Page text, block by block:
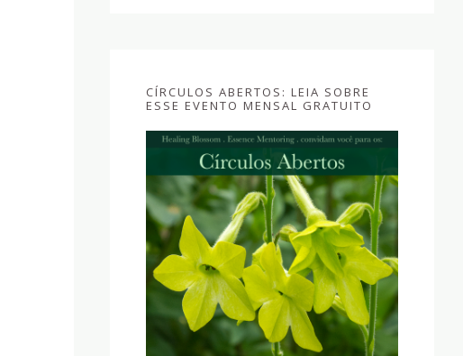
CÍRCULOS ABERTOS: LEIA SOBRE
ESSE EVENTO MENSAL GRATUITO